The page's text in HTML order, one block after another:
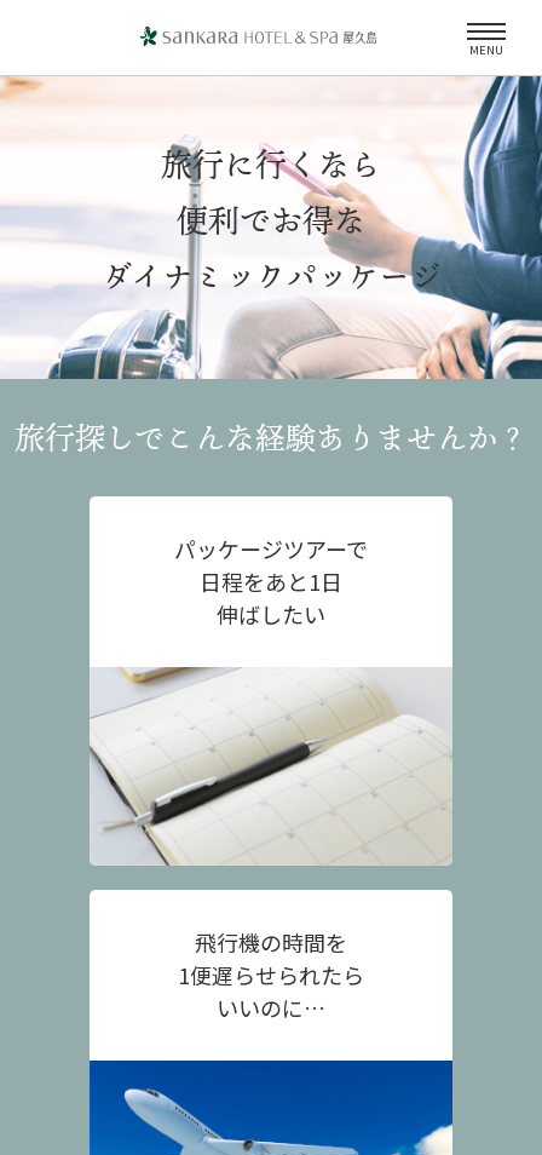
MENU
旅行に行くなら
便利でお得な
ダイナミックパッケージ
旅行探しでこんな経験ありませんか？
パッケージツアーで
日程をあと1日
伸ばしたい
飛行機の時間を
1便遅らせられたら
いいのに…